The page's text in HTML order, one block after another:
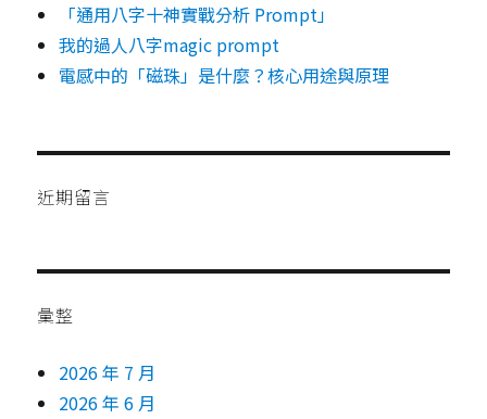
「通用八字十神實戰分析 Prompt」
我的過人八字magic prompt
電感中的「磁珠」是什麼？核心用途與原理
近期留言
彙整
2026 年 7 月
2026 年 6 月